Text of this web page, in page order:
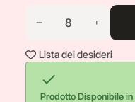
Lista dei desideri

Prodotto Disponibile